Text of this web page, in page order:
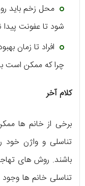
محل زخم باید
شود تا عفونت پیدا
افراد تا زمان
چرا که ممکن است
کلام آخر
برخی از خانم ها
تناسلی و واژن خود
باشند. روش های
تناسلی خانم ها وجود